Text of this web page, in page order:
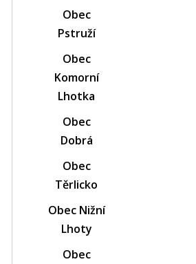
Obec
Pstruží
Obec
Komorní
Lhotka
Obec
Dobrá
Obec
Těrlicko
Obec Nižní
Lhoty
Obec